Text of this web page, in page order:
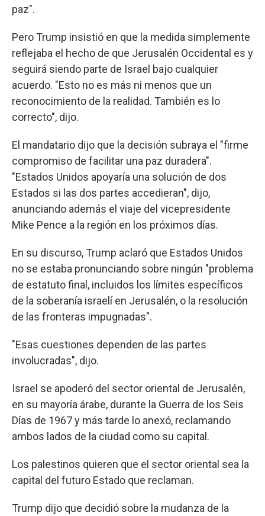
paz".
Pero Trump insistió en que la medida simplemente
reflejaba el hecho de que Jerusalén Occidental es y
seguirá siendo parte de Israel bajo cualquier
acuerdo. "Esto no es más ni menos que un
reconocimiento de la realidad. También es lo
correcto", dijo.
El mandatario dijo que la decisión subraya el "firme
compromiso de facilitar una paz duradera".
"Estados Unidos apoyaría una solución de dos
Estados si las dos partes accedieran", dijo,
anunciando además el viaje del vicepresidente
Mike Pence a la región en los próximos días.
En su discurso, Trump aclaró que Estados Unidos
no se estaba pronunciando sobre ningún "problema
de estatuto final, incluidos los límites específicos
de la soberanía israelí en Jerusalén, o la resolución
de las fronteras impugnadas".
"Esas cuestiones dependen de las partes
involucradas", dijo.
Israel se apoderó del sector oriental de Jerusalén,
en su mayoría árabe, durante la Guerra de los Seis
Días de 1967 y más tarde lo anexó, reclamando
ambos lados de la ciudad como su capital.
Los palestinos quieren que el sector oriental sea la
capital del futuro Estado que reclaman.
Trump dijo que decidió sobre la mudanza de la